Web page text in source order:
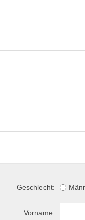
Geschlecht:
Vorname: